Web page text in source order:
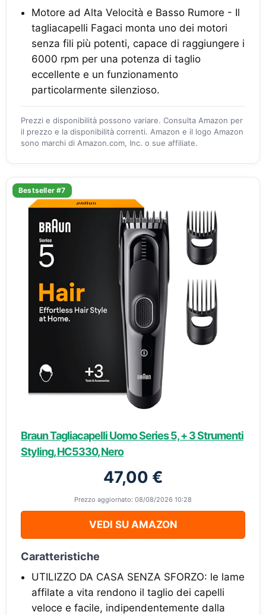
Motore ad Alta Velocità e Basso Rumore - Il
tagliacapelli Fagaci monta uno dei motori
senza fili più potenti, capace di raggiungere i
6000 rpm per una potenza di taglio
eccellente e un funzionamento
particolarmente silenzioso.
Prezzi e disponibilità possono variare. Consulta Amazon per
il prezzo e la disponibilità correnti. Amazon e il logo Amazon
sono marchi di Amazon.com, Inc. o sue affiliate.
Bestseller #7
Braun Tagliacapelli Uomo Series 5, + 3 Strumenti
Styling, HC5330, Nero
47,00 €
Prezzo aggiornato: 08/08/2026 10:28
VEDI SU AMAZON
Caratteristiche
UTILIZZO DA CASA SENZA SFORZO: le lame
affilate a vita rendono il taglio dei capelli
veloce e facile, indipendentemente dalla